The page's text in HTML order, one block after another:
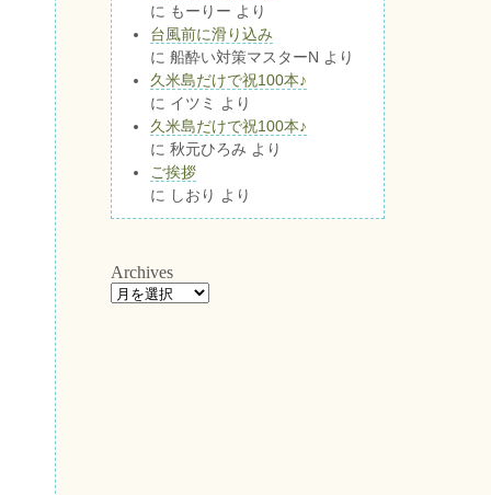
に もーりー より
台風前に滑り込み
に 船酔い対策マスターN より
久米島だけで祝100本♪
に イツミ
より
久米島だけで祝100本♪
に 秋元ひろみ より
ご挨拶
に しおり より
Archives